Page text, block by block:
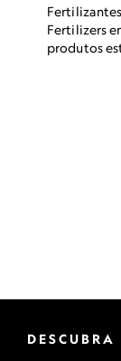
Fertilizers
produtos